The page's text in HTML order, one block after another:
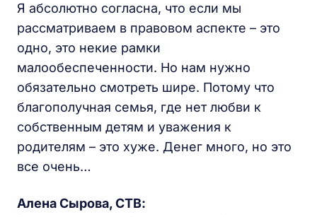
Я абсолютно согласна, что если мы
рассматриваем в правовом аспекте – это
одно, это некие рамки
малообеспеченности. Но нам нужно
обязательно смотреть шире. Потому что
благополучная семья, где нет любви к
собственным детям и уважения к
родителям – это хуже. Денег много, но это
все очень…
Алена Сырова, СТВ: